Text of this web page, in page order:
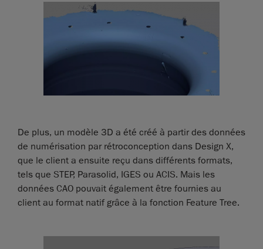
De plus, un modèle 3D a été créé à partir des données
de numérisation par rétroconception dans Design X,
que le client a ensuite reçu dans différents formats,
tels que STEP, Parasolid, IGES ou ACIS. Mais les
données CAO pouvait également être fournies au
client au format natif grâce à la fonction Feature Tree.